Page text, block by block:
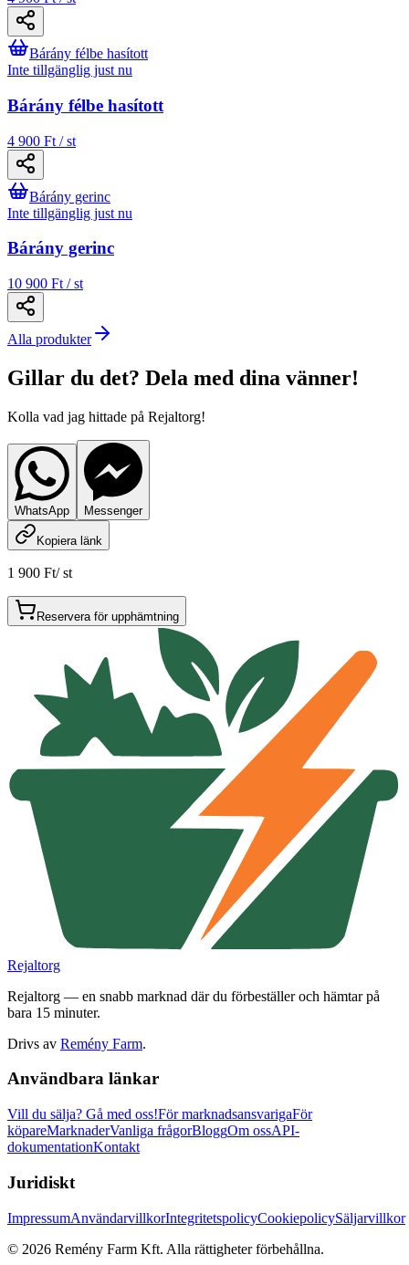
Bárány félbe hasított
Inte tillgänglig just nu
Bárány félbe hasított
4 900 Ft / st
Bárány gerinc
Inte tillgänglig just nu
Bárány gerinc
10 900 Ft / st
Alla produkter
Gillar du det? Dela med dina vänner!
Kolla vad jag hittade på Rejaltorg!
WhatsApp Messenger
Kopiera länk
1 900 Ft/st
Reservera för upphämtning
Rejaltorg
Rejaltorg — en snabb marknad där du förbeställer och hämtar på
bara 15 minuter.
Drivs av Remény Farm.
Användbara länkar
Vill du sälja? Gå med oss!För marknadsansvarigaFör
köpareMarknaderVanliga frågorBloggOm ossAPI-
dokumentationKontakt
Juridiskt
ImpressumAnvändarvillkorIntegritetspolicyCookiepolicySäljarvillkor
© 2026 Remény Farm Kft. Alla rättigheter förbehållna.